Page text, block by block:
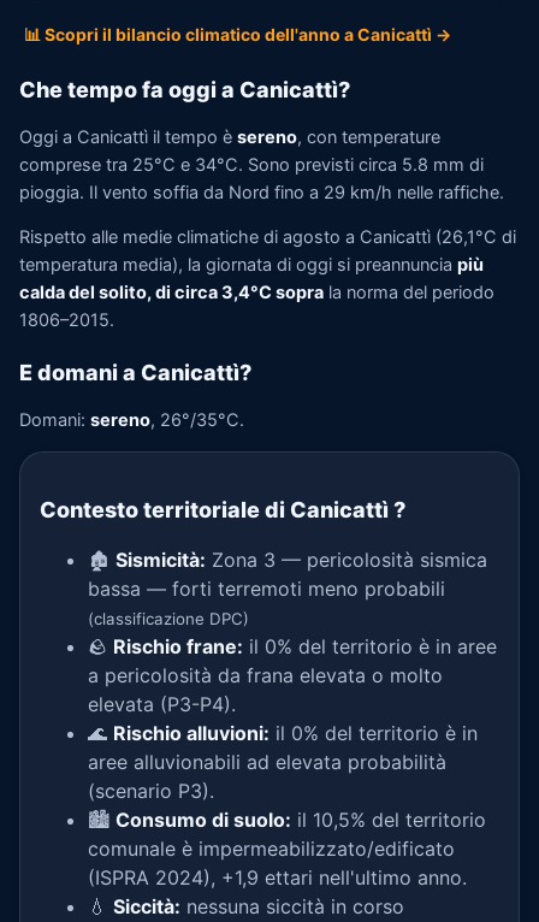
📊 Scopri il bilancio climatico dell'anno a Canicattì →
Che tempo fa oggi a Canicattì?
Oggi a Canicattì il tempo è sereno, con temperature
comprese tra 25°C e 34°C. Sono previsti circa 5.8 mm di
pioggia. Il vento soffia da Nord fino a 29 km/h nelle raffiche.
Rispetto alle medie climatiche di agosto a Canicattì (26,1°C di
temperatura media), la giornata di oggi si preannuncia più
calda del solito, di circa 3,4°C sopra la norma del periodo
1806–2015.
E domani a Canicattì?
Domani: sereno, 26°/35°C.
Contesto territoriale di Canicattì ?
🏚️ Sismicità: Zona 3 — pericolosità sismica
bassa — forti terremoti meno probabili
(classificazione DPC)
🪨 Rischio frane: il 0% del territorio è in aree
a pericolosità da frana elevata o molto
elevata (P3-P4).
🌊 Rischio alluvioni: il 0% del territorio è in
aree alluvionabili ad elevata probabilità
(scenario P3).
🏙️ Consumo di suolo: il 10,5% del territorio
comunale è impermeabilizzato/edificato
(ISPRA 2024), +1,9 ettari nell'ultimo anno.
💧 Siccità: nessuna siccità in corso